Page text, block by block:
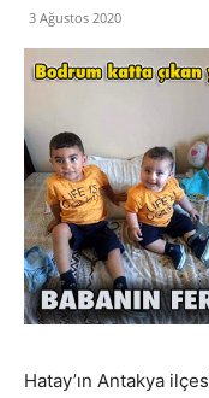
3 Ağustos 2020
Hatay’ın Antakya